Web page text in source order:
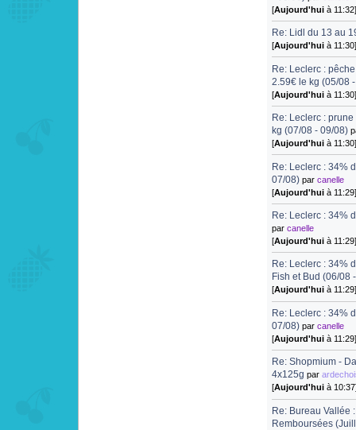
[Aujourd'hui à
Re: Lidl du 13 au
[Aujourd'hui à
Re: Leclerc :
2.59€ le kg (05/08
[Aujourd'hui à
Re: Leclerc :
kg (07/08 - 09/08)
[Aujourd'hui à
Re: Leclerc : 34%
07/08) parcanelle
[Aujourd'hui à
Re: Leclerc : 34%
parcanelle
[Aujourd'hui à
Re: Leclerc : 34%
Fish et Bud (06/08
[Aujourd'hui à
Re: Leclerc : 34%
07/08) parcanelle
[Aujourd'hui à
Re: Shopmium -
4x125g par
[Aujourd'hui à
Re: Bureau Vallée
Remboursées